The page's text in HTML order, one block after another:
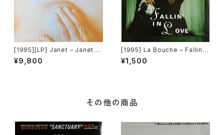
[1995][LP] Janet – Janet.R
emixed [Virgin][2枚組]
¥9,800
[1995] La Bouche – Fallin' I
n Love [Logic Records]
¥1,500
その他の商品